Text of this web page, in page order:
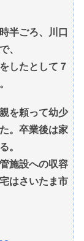
半ごろ、川口
、
したとして７
を頼って幼少
。卒業後は家
。
施設への収容
はさいたま市